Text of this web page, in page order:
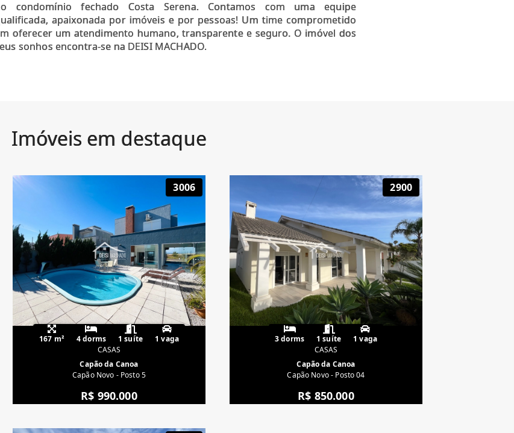
condomínio fechado Costa Serena. Contamos com uma equipe
apaixonada por imóveis e por pessoas! Um time comprometido
oferecer um atendimento humano, transparente e seguro. O imóvel dos
sonhos encontra-se na DEISI MACHADO.
Imóveis em destaque
3006
167 m² 4 dorms 1 suíte
1 vaga
CASAS
Capão da Canoa
Capão Novo - Posto 5
R$ 990.000
2900
3 dorms 1 suíte
1 vaga
CASAS
Capão da Canoa
Capão Novo - Posto 04
R$ 850.000